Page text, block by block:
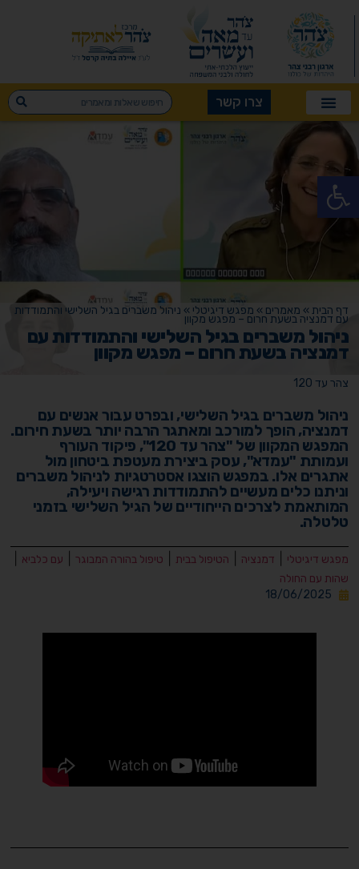
פתח סרגל נגישות
צרו קשר
דף הבית » מאמרים » מפגש דיגיטלי » ניהול משברים בגיל השלישי והתמודדות
עם דמנציה בשעת חרום – מפגש מקוון
ניהול משברים בגיל השלישי והתמודדות עם
דמנציה בשעת חרום – מפגש מקוון
צהר עד 120
ניהול משברים בגיל השלישי, ובפרט עבור אנשים עם
דמנציה, הופך למורכב ומאתגר הרבה יותר בשעת חירום.
המפגש המקוון של "צהר עד 120", פיקוד העורף
ועמותת "עמדא", עסק ביצירת מעטפת ביטחון מול
אתגרים אלו. במפגש הוצגו אסטרטגיות לניהול משברים
וניתנו כלים מעשיים להתמודדות רגישה ויעילה,
המותאמת לצרכים הייחודיים של הגיל השלישי בזמני
טלטלה.
מפגש דיגיטלי דמנציה הטיפול בבית טיפול בהורה המבוגר עם כלביא
שהות עם החולה
18/06/2025